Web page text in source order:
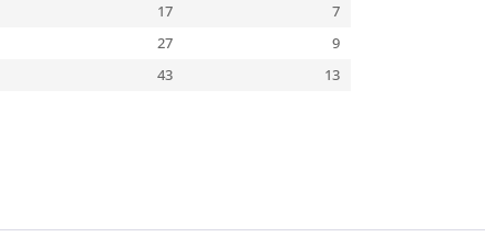
17
7
27
9
43 13